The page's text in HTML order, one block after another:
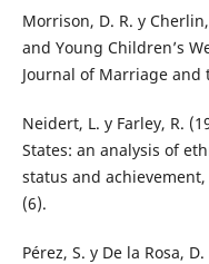
Morrison, D. R. y
and Young Children’s
Journal of Marriage and
Neidert, L. y Farley, R.
States: an analysis of
status and
(6).
Pérez, S. y De la Rosa,